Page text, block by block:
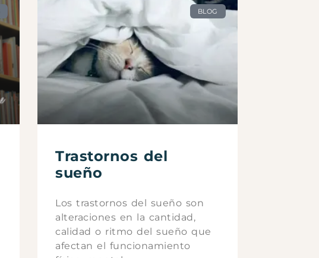
BLOG
Trastornos del
sueño
Los trastornos del sueño son
alteraciones en la cantidad,
calidad o ritmo del sueño que
afectan el funcionamiento